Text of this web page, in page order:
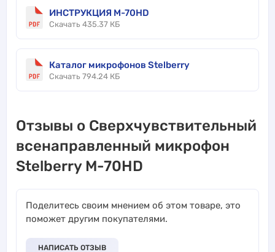
ИНСТРУКЦИЯ M-70HD
Скачать 435.37 КБ
Каталог микрофонов Stelberry
Скачать 794.24 КБ
Отзывы о Сверхчувствительный
всенаправленный микрофон
Stelberry M-70HD
Поделитесь своим мнением об этом товаре, это
поможет другим покупателями.
НАПИСАТЬ ОТЗЫВ